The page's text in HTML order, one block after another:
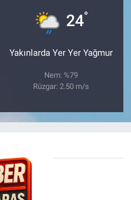
24°
Yakınlarda Yer Yer Yağmur
Nem: %79
Rüzgar: 2.50 m/s